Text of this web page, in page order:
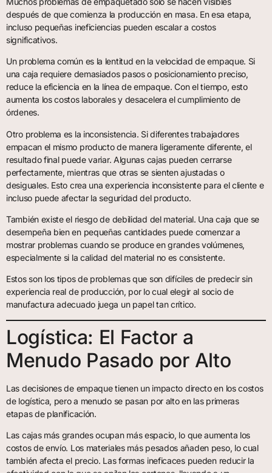
después de que comienza la producción en masa. En esa etapa,
incluso pequeñas ineficiencias pueden escalar a costos
significativos.
Un problema común es la lentitud en la velocidad de empaque. Si
una caja requiere demasiados pasos o posicionamiento preciso,
reduce la eficiencia en la línea de empaque. Con el tiempo, esto
aumenta los costos laborales y desacelera el cumplimiento de
órdenes.
Otro problema es la inconsistencia. Si diferentes trabajadores
empacan el mismo producto de manera ligeramente diferente, el
resultado final puede variar. Algunas cajas pueden cerrarse
perfectamente, mientras que otras se sienten ajustadas o
desiguales. Esto crea una experiencia inconsistente para el cliente e
incluso puede afectar la seguridad del producto.
También existe el riesgo de debilidad del material. Una caja que se
desempeña bien en pequeñas cantidades puede comenzar a
mostrar problemas cuando se produce en grandes volúmenes,
especialmente si la calidad del material no es consistente.
Estos son los tipos de problemas que son difíciles de predecir sin
experiencia real de producción, por lo cual elegir al socio de
manufactura adecuado juega un papel tan crítico.
Logística: El Factor a
Menudo Pasado por Alto
Las decisiones de empaque tienen un impacto directo en los costos
de logística, pero a menudo se pasan por alto en las primeras
etapas de planificación.
Las cajas más grandes ocupan más espacio, lo que aumenta los
costos de envío. Los materiales más pesados añaden peso, lo cual
también afecta el precio. Las formas ineficaces pueden reducir la